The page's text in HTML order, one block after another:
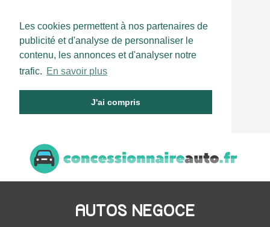
Les cookies permettent à nos partenaires de
publicité et d'analyse de personnaliser le
contenu, les annonces et d'analyser notre
trafic. En savoir plus
J'ai compris
AUTOS NEGOCE